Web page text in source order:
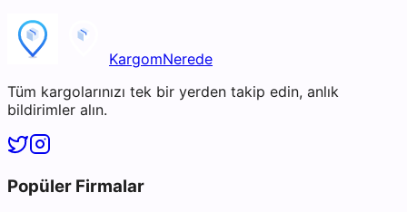
KargomNerede
Tüm kargolarınızı tek bir yerden takip edin, anlık
bildirimler alın.
Popüler Firmalar